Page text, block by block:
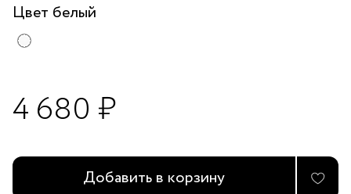
Цвет белый
4 680 ₽
Добавить в корзину